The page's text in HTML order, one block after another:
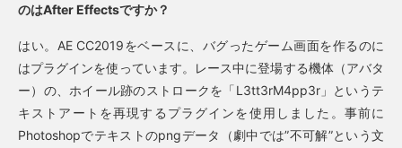
のはAfter Effectsですか？
はい。AE CC2019をベースに、バグったゲーム画面を作るのに
はプラグインを使っています。レース中に登場する機体（アバタ
ー）の、ホイール跡のストロークを「L3tt3rM4pp3r」というテ
キストアートを再現するプラグインを使用しました。事前に
Photoshopでテキストのpngデータ（劇中では”不可解”という文